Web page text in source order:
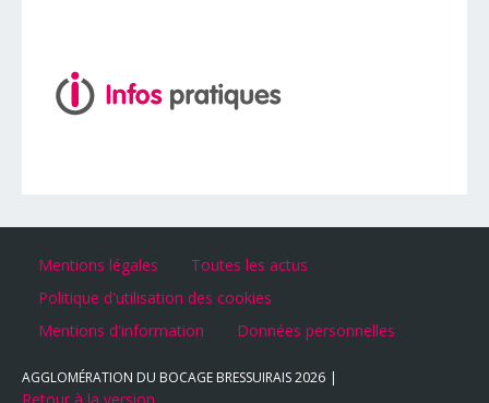
Mentions légales
Toutes les actus
Politique d'utilisation des cookies
Mentions d'information
Données personnelles
AGGLOMÉRATION DU BOCAGE BRESSUIRAIS2026